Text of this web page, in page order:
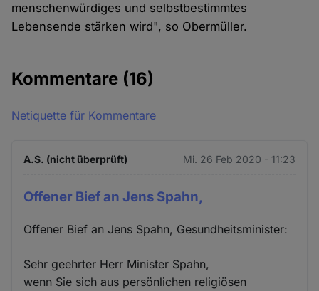
menschenwürdiges und selbstbestimmtes
Lebensende stärken wird", so Obermüller.
Kommentare (16)
Netiquette für Kommentare
A.S. (nicht überprüft) Mi. 26 Feb 2020 - 11:23
Offener Bief an Jens Spahn,
Offener Bief an Jens Spahn, Gesundheitsminister:
Sehr geehrter Herr Minister Spahn,
wenn Sie sich aus persönlichen religiösen